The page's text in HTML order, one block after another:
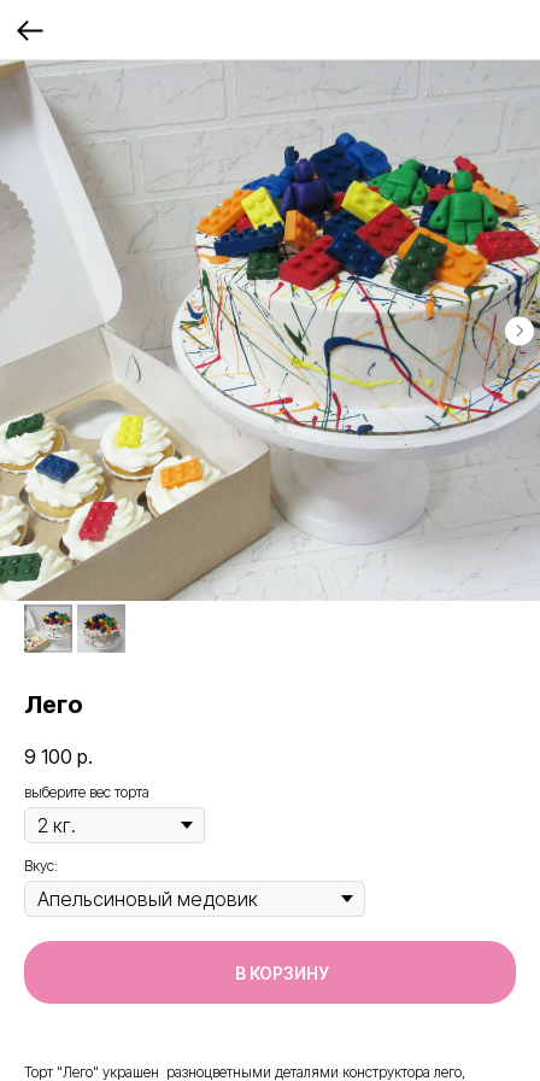
Лего
9 100 р.
выберите вес торта
Вкус:
В КОРЗИНУ
Торт "Лего" украшен разноцветными деталями конструктора лего,